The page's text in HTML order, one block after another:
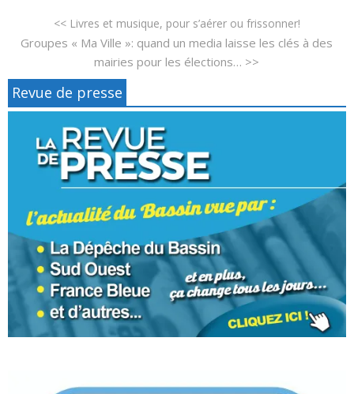
<< Livres et musique, pour s’aérer ou frissonner!
Groupes « Ma Ville »: quand un media laisse les clés à des
mairies pour les élections… >>
Revue de presse